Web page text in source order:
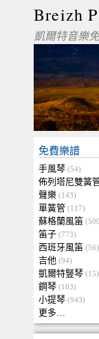
Breizh
凱爾特音樂
免費樂譜
手風琴 (54)
佈列塔尼雙簧
聲樂 (143)
單簧管 (117)
蘇格蘭風笛
笛子 (773)
西班牙風笛 (56)
吉他 (94)
凱爾特豎琴 (15)
鋼琴 (103)
小提琴 (943)
更多…